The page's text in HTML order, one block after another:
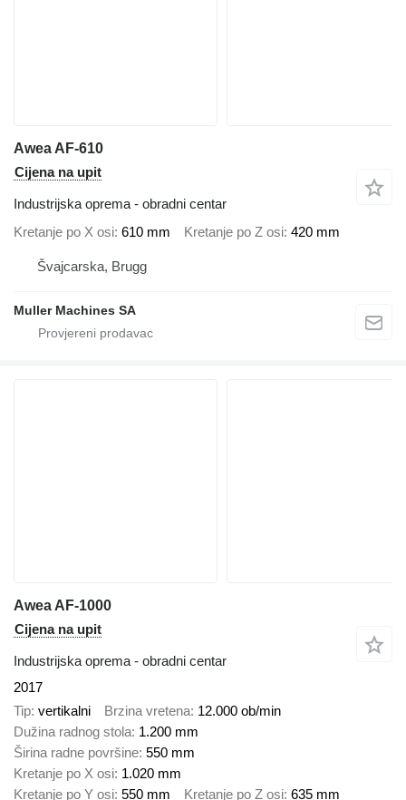
Awea AF-610
Cijena na upit
Industrijska oprema - obradni centar
Kretanje po X osi 610 mm Kretanje po Z osi 420 mm
Švајcarska, Brugg
Muller Machines SA
Awea AF-1000
Cijena na upit
Industrijska oprema - obradni centar
2017
Tip vertikalni Brzina vretena 12.000 ob/min
Dužina radnog stola 1.200 mm
Širina radne površine 550 mm
Kretanje po X osi 1.020 mm
Kretanje po Y osi 550 mm Kretanje po Z osi 635 mm